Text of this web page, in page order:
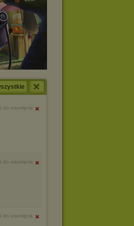
do usunięcia
do usunięcia
do usunięcia